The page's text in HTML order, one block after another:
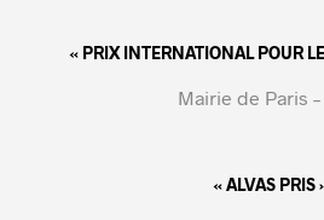
« PRIX INTERNATIONAL POUR
Mairie de Paris –
« ALVAS PRIS